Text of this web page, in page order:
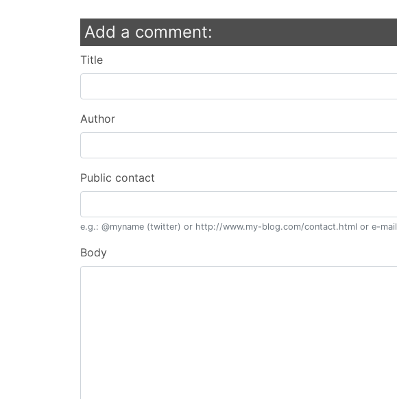
Add a comment:
Title
Author
Public contact
e.g.: @myname (twitter) or http://www.my-blog.com/contact.html or e-mail
Body